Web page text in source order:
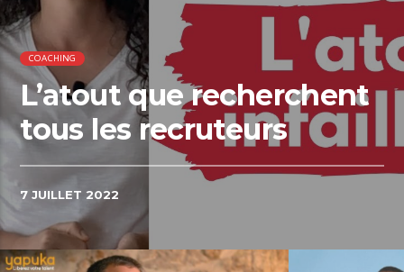
COACHING
L’atout que recherchent
tous les recruteurs
7 JUILLET 2022